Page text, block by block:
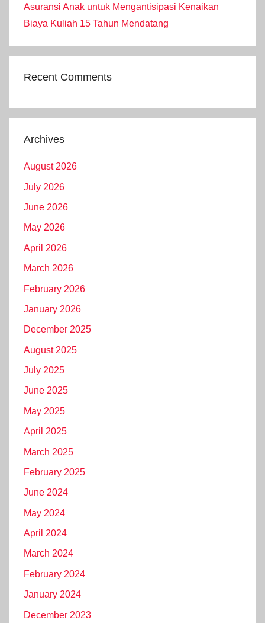
Asuransi Anak untuk Mengantisipasi Kenaikan
Biaya Kuliah 15 Tahun Mendatang
Recent Comments
Archives
August 2026
July 2026
June 2026
May 2026
April 2026
March 2026
February 2026
January 2026
December 2025
August 2025
July 2025
June 2025
May 2025
April 2025
March 2025
February 2025
June 2024
May 2024
April 2024
March 2024
February 2024
January 2024
December 2023